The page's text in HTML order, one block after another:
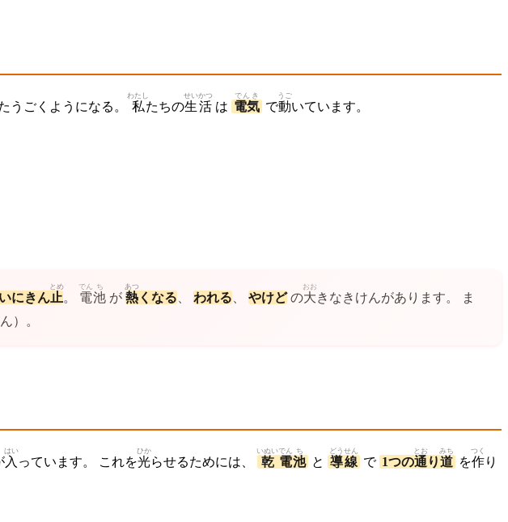
うごくようになる。 私
わたし
たちの生
せい
活
かつ
は 電気
でんき
で動
うご
いています。
にきん止
とめ
。 電
でん
池
ち
が 熱
あつ
くなる われる やけどの大
おお
きなきけんがあります。 ま
）。
入
はい
っています。 これを光
ひか
らせるためには、 乾
いぬい
電
でん
池
ち
と 導
どう
線
せん
で 1つの通
とお
り道
みち
を作
つく
り